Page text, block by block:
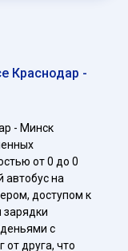
Краснодар -
- Минск
от 0 до 0
автобус на
доступом к
зарядки
с
от друга, что